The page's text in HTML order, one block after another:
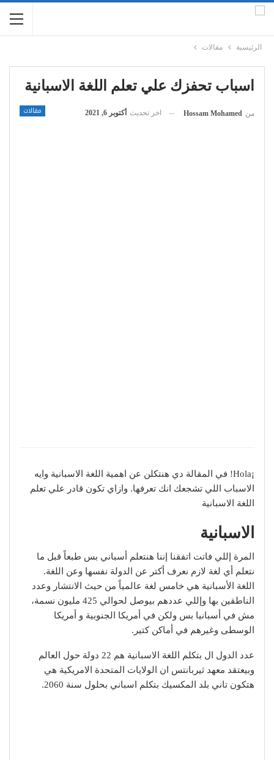
الرئيسية مقالات
اسباب تحفزك علي تعلم اللغة الاسبانية
مقالات من Hossam Mohamed اخر تحديث أكتوبر 6, 2021
¡Hola! في المقالة دي هنتكلن عن اهمية اللغة الاسبانية وايه
الاسباب اللي تشجعك انك تعرفها. وازاي تكون قادر علي تعلم
اللغة الاسبانية
الاسبانية
المرة إللي فاتت اتفقنا إننا هنتعلم أسباني بس طبعاً قبل ما
نتعلم أي لغة لازم نعرف أكتر عن الدولة نفسها وعن اللغة.
اللغة الأسبانية هي خامس لغة عالمياً من حيث الانتشار وعدد
الناطقين بها وإللي عددهم بيوصل لحوالي 425 مليون نسمة،
مش في أسبانيا بس ولكن في أمريكا الجنوبية و أمريكا
الوسطى وغيرهم في أماكن كتير.
عدد الدول ال بتكلم اللغة الاسبانية هم 22 دولة حول العالم
وبيعتقد معهد ثيربانتس ان الولايات المتحدة الامريكية هي
هتكون تاني بلد المكسيك بتكلم اسباني بحلول سنة 2060.